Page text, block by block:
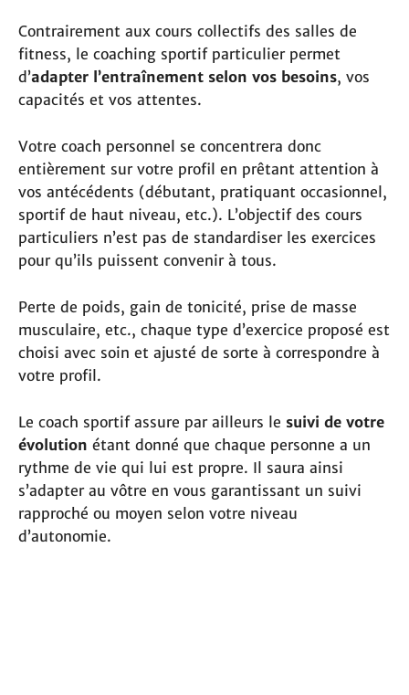
Contrairement aux cours collectifs des salles de
fitness, le coaching sportif particulier permet
d’adapter l’entraînement selon vos besoins, vos
capacités et vos attentes.
Votre coach personnel se concentrera donc
entièrement sur votre profil en prêtant attention à
vos antécédents (débutant, pratiquant occasionnel,
sportif de haut niveau, etc.). L’objectif des cours
particuliers n’est pas de standardiser les exercices
pour qu’ils puissent convenir à tous.
Perte de poids, gain de tonicité, prise de masse
musculaire, etc., chaque type d’exercice proposé est
choisi avec soin et ajusté de sorte à correspondre à
votre profil.
Le coach sportif assure par ailleurs le suivi de votre
évolution étant donné que chaque personne a un
rythme de vie qui lui est propre. Il saura ainsi
s’adapter au vôtre en vous garantissant un suivi
rapproché ou moyen selon votre niveau
d’autonomie.